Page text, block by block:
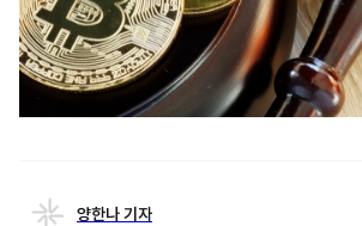
양한나 기자